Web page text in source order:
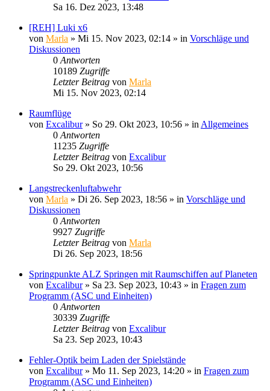
Sa 16. Dez 2023, 13:48
[REH] Luki x6
von Marla » Mi 15. Nov 2023, 02:14 » in Vorschläge und
Diskussionen
0 Antworten
10189 Zugriffe
Letzter Beitrag von Marla
Mi 15. Nov 2023, 02:14
Raumflüge
von Excalibur» So 29. Okt 2023, 10:56 » in Allgemeines
0 Antworten
11235 Zugriffe
Letzter Beitrag von Excalibur
So 29. Okt 2023, 10:56
Langstreckenluftabwehr
von Marla » Di 26. Sep 2023, 18:56 » in Vorschläge und
Diskussionen
0 Antworten
9927 Zugriffe
Letzter Beitrag von Marla
Di 26. Sep 2023, 18:56
Springpunkte ALZ Springen mit Raumschiffen auf Planeten
von Excalibur» Sa 23. Sep 2023, 10:43 » in Fragen zum
Programm (ASC und Einheiten)
0 Antworten
30339 Zugriffe
Letzter Beitrag von Excalibur
Sa 23. Sep 2023, 10:43
Fehler-Optik beim Laden der Spielstände
von Excalibur» Mo 11. Sep 2023, 14:20 » in Fragen zum
Programm (ASC und Einheiten)